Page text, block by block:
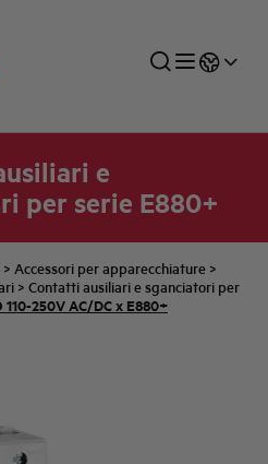
e
per serie E880+
> Accessori per apparecchiature >
> Contatti ausiliari e sganciatori per
110-250V AC/DC x E880+